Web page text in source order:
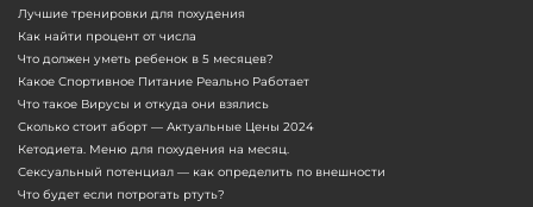
Лучшие тренировки для похудения
Как найти процент от числа
Что должен уметь ребенок в 5 месяцев?
Какое Спортивное Питание Реально Работает
Что такое Вирусы и откуда они взялись
Сколько стоит аборт — Актуальные Цены 2024
Кетодиета. Меню для похудения на месяц.
Сексуальный потенциал — как определить по внешности
Что будет если потрогать ртуть?